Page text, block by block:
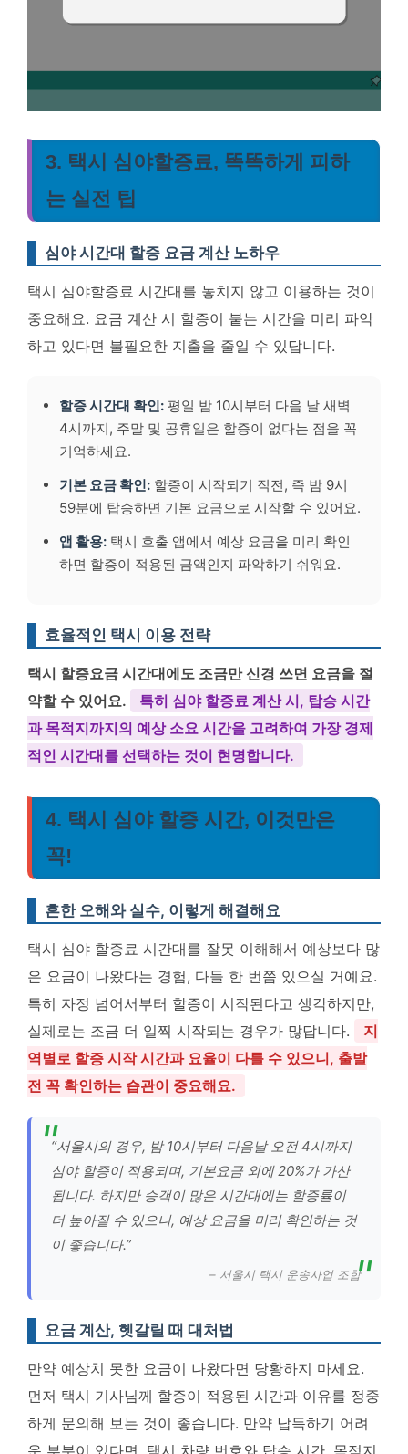
3. 택시 심야할증료, 똑똑하게 피하
는 실전 팁
심야 시간대 할증 요금 계산 노하우
택시 심야할증료 시간대를 놓치지 않고 이용하는 것이
중요해요. 요금 계산 시 할증이 붙는 시간을 미리 파악
하고 있다면 불필요한 지출을 줄일 수 있답니다.
할증 시간대 확인: 평일 밤 10시부터 다음 날 새벽
4시까지, 주말 및 공휴일은 할증이 없다는 점을 꼭
기억하세요.
기본 요금 확인: 할증이 시작되기 직전, 즉 밤 9시
59분에 탑승하면 기본 요금으로 시작할 수 있어요.
앱 활용: 택시 호출 앱에서 예상 요금을 미리 확인
하면 할증이 적용된 금액인지 파악하기 쉬워요.
효율적인 택시 이용 전략
택시 할증요금 시간대에도 조금만 신경 쓰면 요금을 절
약할 수 있어요.
특히 심야 할증료 계산 시, 탑승 시간
과 목적지까지의 예상 소요 시간을 고려하여 가장 경제
적인 시간대를 선택하는 것이 현명합니다.
4. 택시 심야 할증 시간, 이것만은
꼭!
흔한 오해와 실수, 이렇게 해결해요
택시 심야 할증료 시간대를 잘못 이해해서 예상보다 많
은 요금이 나왔다는 경험, 다들 한 번쯤 있으실 거예요.
특히 자정 넘어서부터 할증이 시작된다고 생각하지만,
실제로는 조금 더 일찍 시작되는 경우가 많답니다.
지
역별로 할증 시작 시간과 요율이 다를 수 있으니, 출발
전 꼭 확인하는 습관이 중요해요.
“서울시의 경우, 밤 10시부터 다음날 오전 4시까지
심야 할증이 적용되며, 기본요금 외에 20%가 가산
됩니다. 하지만 승객이 많은 시간대에는 할증률이
더 높아질 수 있으니, 예상 요금을 미리 확인하는 것
이 좋습니다.”
– 서울시 택시 운송사업 조합
요금 계산, 헷갈릴 때 대처법
만약 예상치 못한 요금이 나왔다면 당황하지 마세요.
먼저 택시 기사님께 할증이 적용된 시간과 이유를 정중
하게 문의해 보는 것이 좋습니다. 만약 납득하기 어려
운 부분이 있다면, 택시 차량 번호와 탑승 시간, 목적지